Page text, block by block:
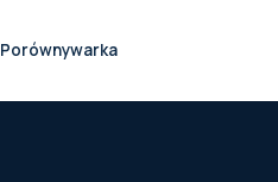
Porównywarka